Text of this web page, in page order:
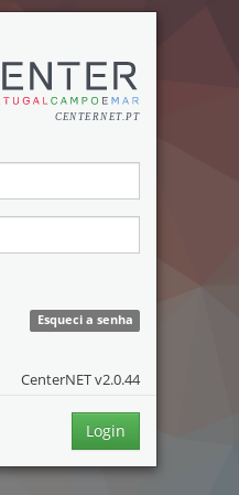
Esqueci a senha
CenterNET v2.0.44
Login